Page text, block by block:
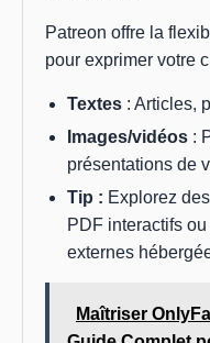
Patreon offre la
pour exprimer votre
Textes : Articles,
Images/vidéos :
présentations de
Tip : Explorez
PDF interactifs
externes
Maîtriser